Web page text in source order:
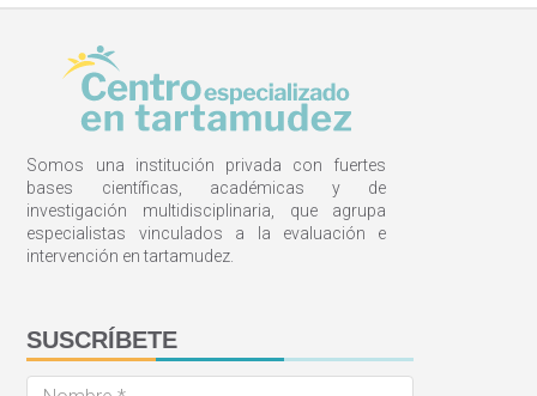
Somos una institución privada con fuertes
bases científicas, académicas y de
investigación multidisciplinaria, que agrupa
especialistas vinculados a la evaluación e
intervención en tartamudez.
SUSCRÍBETE